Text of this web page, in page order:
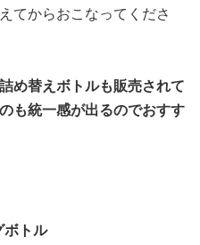
てからおこなってくださ
め替えボトルも販売されて
も統一感が出るのでおすす
トル